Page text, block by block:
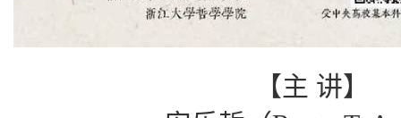
【主 讲】